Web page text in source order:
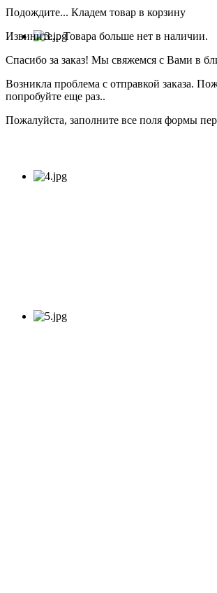
Подождите... Кладем товар в корзину
Извините... Товара больше нет в наличии.
Спасибо за заказ! Мы свяжемся с Вами в
Возникла проблема с отправкой заказа.
попробуйте еще раз..
Пожалуйста, заполните все поля формы